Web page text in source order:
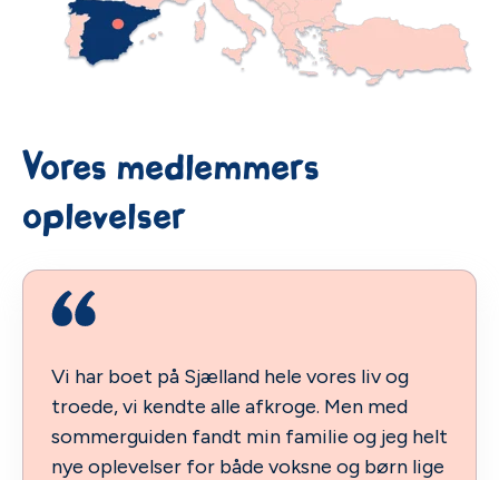
Vores medlemmers
oplevelser
Vi har boet på Sjælland hele vores liv og
troede, vi kendte alle afkroge. Men med
sommerguiden fandt min familie og jeg helt
nye oplevelser for både voksne og børn lige